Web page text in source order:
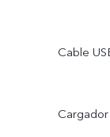
Cable
Cargador